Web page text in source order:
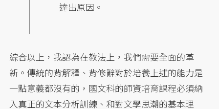
達出原因。
綜合以上，我認為在教法上，我們需要全面的革
新。傳統的背解釋、背修辭對於培養上述的能力是
一點意義都沒有的，國文科的師資培育課程必須納
入真正的文本分析訓練、和對文學思潮的基本理